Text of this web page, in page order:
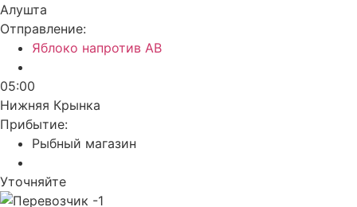
Алушта
Отправление:
Яблоко напротив АВ
05:00
Нижняя Крынка
Прибытие:
Рыбный магазин
Уточняйте